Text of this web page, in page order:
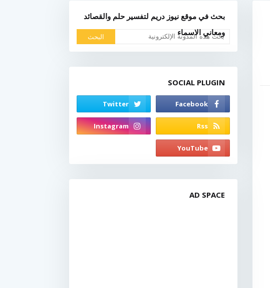
بحث في موقع نيوز دريم لتفسير حلم والقصائد
ومعاني الاسماء
SOCIAL PLUGIN
AD SPACE